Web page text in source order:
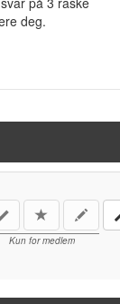
deg.
Kun for medlem